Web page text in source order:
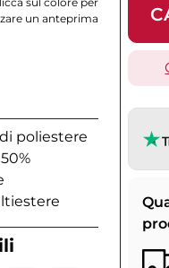
un anteprima
poliestere